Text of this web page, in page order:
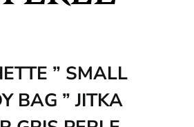
” SMALL
BAG ” JITKA